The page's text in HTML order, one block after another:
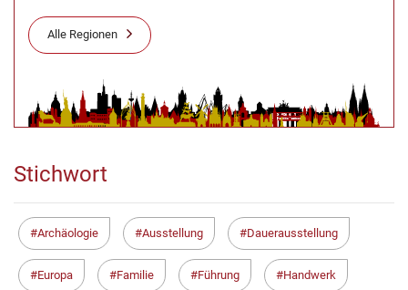
Alle Regionen
Stichwort
Archäologie Ausstellung Dauerausstellung
Europa Familie Führung Handwerk